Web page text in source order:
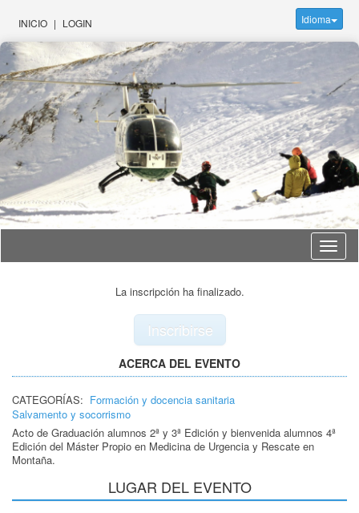
INICIO | LOGIN Idioma
Idioma
La inscripción ha finalizado.
Inscribirse
ACERCA DEL EVENTO
CATEGORÍAS: Formación y docencia sanitaria
Salvamento y socorrismo
Acto de Graduación alumnos 2ª y 3ª Edición y bienvenida alumnos 4ª
Edición del Máster Propio en Medicina de Urgencia y Rescate en
Montaña.
LUGAR DEL EVENTO